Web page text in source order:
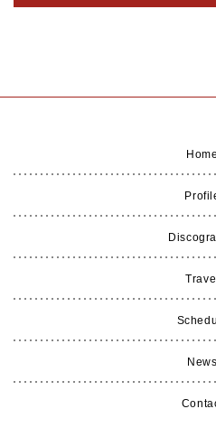
Home
Travel
News